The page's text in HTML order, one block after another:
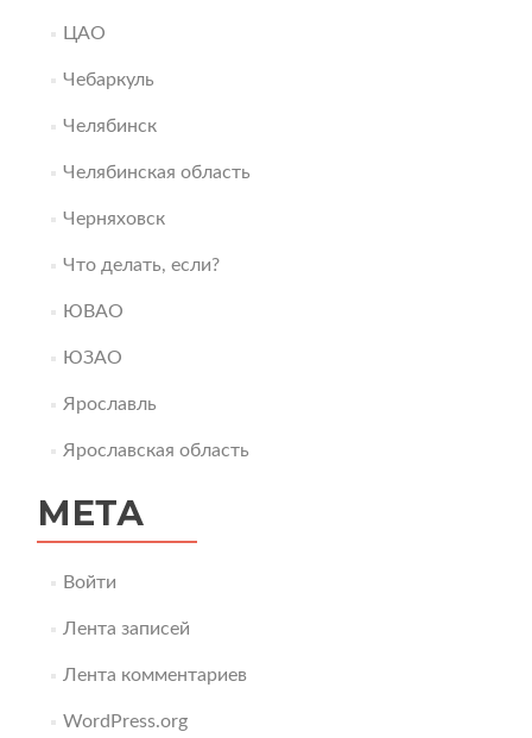
ЦАО
Чебаркуль
Челябинск
Челябинская область
Черняховск
Что делать, если?
ЮВАО
ЮЗАО
Ярославль
Ярославская область
МЕТА
Войти
Лента записей
Лента комментариев
WordPress.org